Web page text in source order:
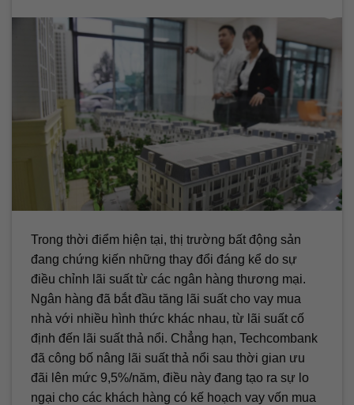
Trong thời điểm hiện tại, thị trường bất động sản
đang chứng kiến những thay đổi đáng kể do sự
điều chỉnh lãi suất từ các ngân hàng thương mại.
Ngân hàng đã bắt đầu tăng lãi suất cho vay mua
nhà với nhiều hình thức khác nhau, từ lãi suất cố
định đến lãi suất thả nổi. Chẳng hạn, Techcombank
đã công bố nâng lãi suất thả nổi sau thời gian ưu
đãi lên mức 9,5%/năm, điều này đang tạo ra sự lo
ngại cho các khách hàng có kế hoạch vay vốn mua